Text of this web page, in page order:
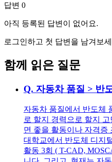
답변 0
아직 등록된 답변이 없어요.
로그인하고 첫 답변을 남겨보
함께 읽은 질문
Q. 자동차 품질 > 반
자동차 품질에서 반도체
로 할지 경력으로 할지
면 좋을 활동이나 자격증
대학교에서 반도체 디지
활동 3회 ( T-CAD,